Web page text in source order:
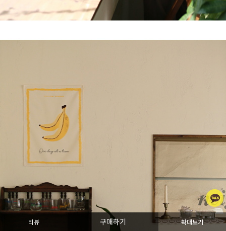
리뷰 구매하기 확대보기